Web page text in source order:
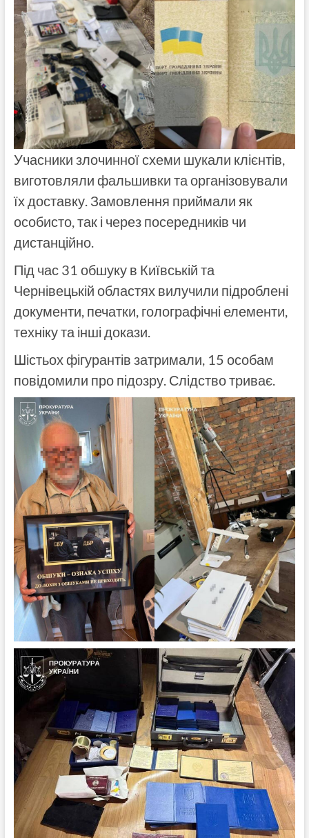
Учасники злочинної схеми шукали клієнтів,
виготовляли фальшивки та організовували
їх доставку. Замовлення приймали як
особисто, так і через посередників чи
дистанційно.
Під час 31 обшуку в Київській та
Чернівецькій областях вилучили підроблені
документи, печатки, голографічні елементи,
техніку та інші докази.
Шістьох фігурантів затримали, 15 особам
повідомили про підозру. Слідство триває.